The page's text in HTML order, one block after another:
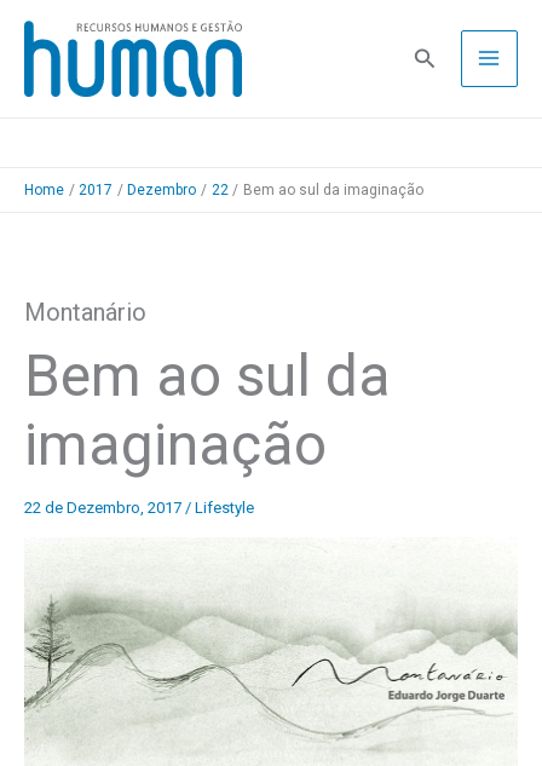
Skip
content
Pesquisa
Home 2017 Dezembro 22 Bem ao sul da imaginação
Montanário
Bem ao sul da
imaginação
22 de Dezembro, 2017 / Lifestyle